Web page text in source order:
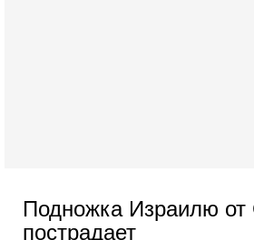
Подножка Израилю
пострадает